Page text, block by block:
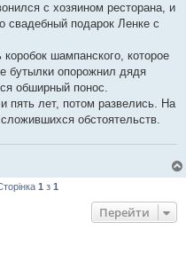
с хозяином ресторана, и
свадебный подарок Ленке с
шампанского, которое
бутылки опорожнил дядя
обширный понос.
лет, потом развелись. На
обстоятельств.
1 з 1
Перейти